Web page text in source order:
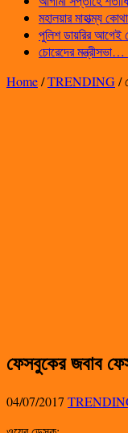
মহালয়ার মাহাত্ম্য
পুলিশ ডায়রির আগেই
চোরেদের মন্ত্রীসভা…
Home/TRENDING/
ফেসবুকের জবাব
04/07/2017